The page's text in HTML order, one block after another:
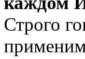
Строго